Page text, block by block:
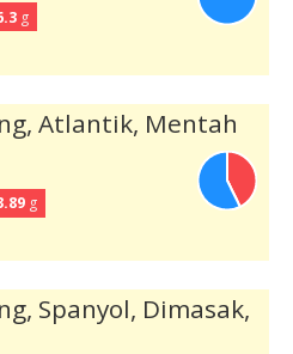
g
Atlantik, Mentah
g
Spanyol, Dimasak,